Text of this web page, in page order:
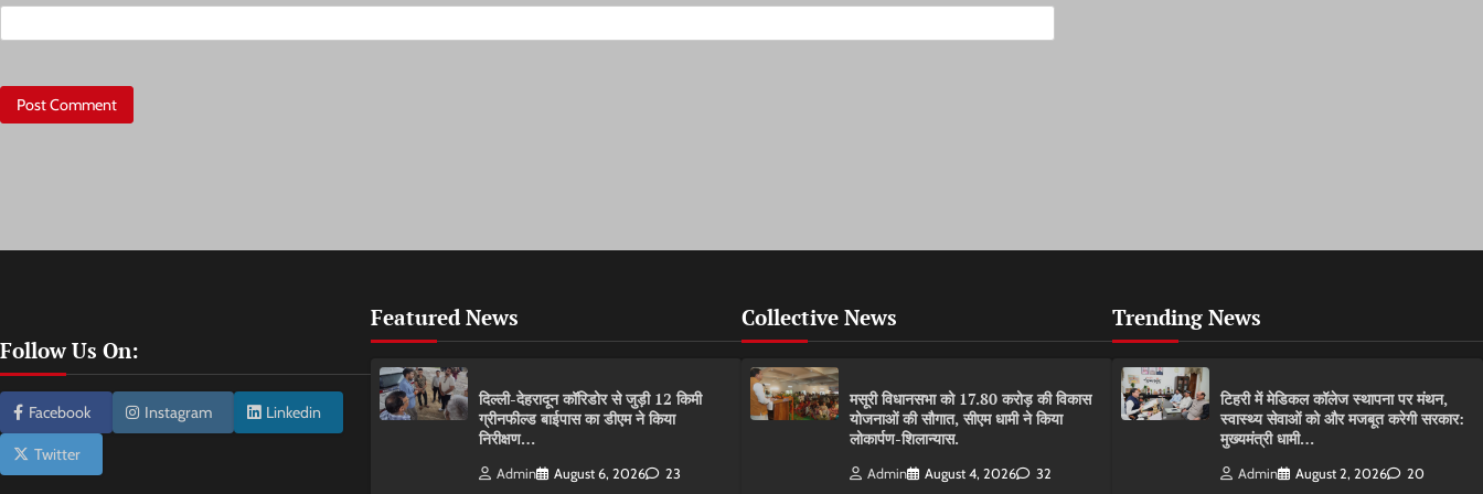
Follow Us On:
Facebook Instagram Linkedin
Twitter
Featured News
दिल्ली-देहरादून कॉरिडोर से जुड़ी 12 किमी
ग्रीनफील्ड बाईपास का डीएम ने किया
निरीक्षण…
Admin August 6, 2026 23
Collective News
मसूरी विधानसभा को 17.80 करोड़ की विकास
योजनाओं की सौगात, सीएम धामी ने किया
लोकार्पण-शिलान्यास.
Admin August 4, 2026 32
Trending News
टिहरी में मेडिकल कॉलेज स्थापना पर मंथन,
स्वास्थ्य सेवाओं को और मजबूत करेगी सरकार:
मुख्यमंत्री धामी…
Admin August 2, 2026 20